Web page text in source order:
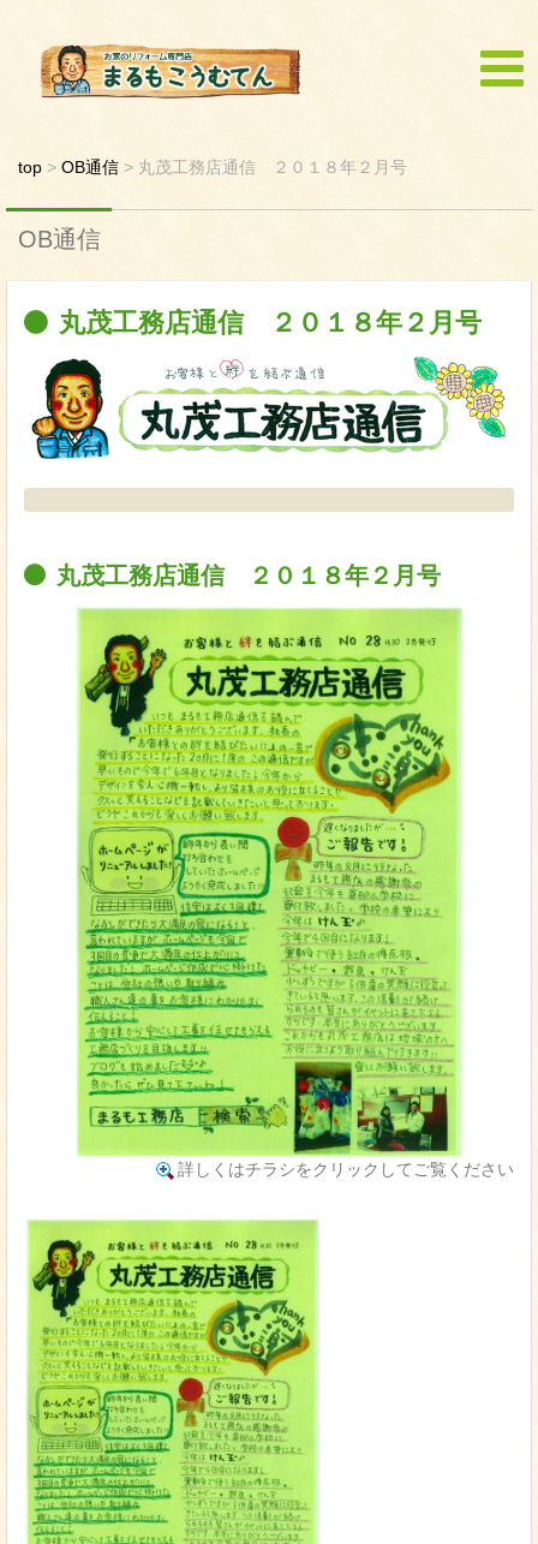
top > OB通信 > 丸茂工務店通信 ２０１８年２月号
OB通信
丸茂工務店通信 ２０１８年２月号
丸茂工務店通信 ２０１８年２月号
詳しくはチラシをクリックしてご覧ください